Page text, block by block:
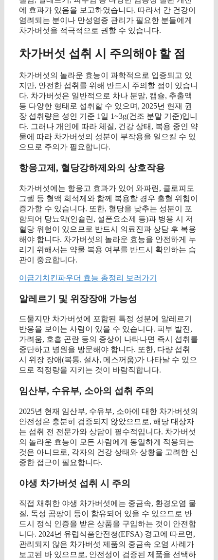
에 효과가 있음을 보고하였습니다. 따라서 간 건강이
염려되는 분이나 만성염증 관리가 필요한 분들에게
차가버섯을 적극적으로 권할 수 있습니다.
차가버섯 섭취 시 주의해야 할 점
차가버섯의 놀라운 효능이 과학적으로 입증되고 있
지만, 안전한 섭취를 위해 반드시 주의할 점이 있습니
다. 차가버섯은 일반적으로 차나 분말, 캡슐, 추출액
등 다양한 형태로 섭취할 수 있으며, 2025년 현재 권
장 섭취량은 성인 기준 1일 1~3g(건조 분말 기준)입니
다. 그러나 개인에 따라 체질, 건강 상태, 복용 중인 약
물에 따라 차가버섯의 성분이 부작용을 일으킬 수 있
으므로 주의가 필요합니다.
항응고제, 혈당강하제와의 상호작용
차가버섯에는 항응고 효과가 있어 와파린, 클로피도
그렐 등 혈액 희석제와 함께 복용할 경우 출혈 위험이
증가할 수 있습니다. 또한, 혈당을 낮추는 성분이 포
함되어 당뇨약(인슐린, 설폰요소제 등)과 병용 시 저
혈당 위험이 있으므로 반드시 의료진과 상담 후 복용
해야 합니다. 차가버섯의 놀라운 효능을 안전하게 누
리기 위해서는 약물 복용 여부를 반드시 확인하는 습
관이 중요합니다.
이금기치킨파우더 효능 총정리 보러가기
알레르기 및 위장장애 가능성
드물지만 차가버섯에 포함된 특정 성분에 알레르기
반응을 보이는 사람이 있을 수 있습니다. 피부 발진,
가려움, 호흡 곤란 등의 증상이 나타나면 즉시 섭취를
중단하고 병원을 방문해야 합니다. 또한, 다량 섭취
시 위장 장애(복통, 설사, 메스꺼움)가 나타날 수 있으
므로 적정량을 지키는 것이 바람직합니다.
임산부, 수유부, 소아의 섭취 주의
2025년 현재 임산부, 수유부, 소아에 대한 차가버섯의
안전성은 충분히 검증되지 않았으므로, 해당 대상자
는 섭취 전 전문가와 상담이 필수적입니다. 차가버섯
의 놀라운 효능이 모든 사람에게 동일하게 적용되는
것은 아니므로, 각자의 건강 상태와 상황을 고려한 신
중한 접근이 필요합니다.
야생 차가버섯 섭취 시 주의
직접 채취한 야생 차가버섯에는 중금속, 환경오염 물
질, 독성 곰팡이 등이 함유되어 있을 수 있으므로 반
드시 정식 인증을 받은 상품을 구입하는 것이 안전합
니다. 2024년 유럽식품안전청(EFSA) 경고에 따르면,
관리되지 않은 차가버섯 제품의 중금속 오염 사례가
보고된 바 있으므로, 안전성이 검증된 제품을 선택하